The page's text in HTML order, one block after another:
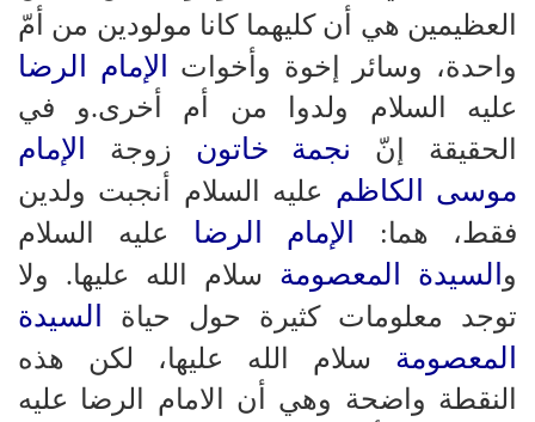
العظيمين هي أن كليهما كانا مولودين من أمّ
واحدة، وسائر إخوة وأخوات الإمام الرضا
عليه السلام ولدوا من أم أخرى.و في
الحقيقة إنّ نجمة خاتون زوجة الإمام
موسى الكاظم عليه السلام أنجبت ولدين
فقط، هما:
الإمام الرضا عليه السلام
و السيدة المعصومة سلام الله عليها. ولا
توجد معلومات كثيرة حول حياة
السيدة
المعصومة سلام الله عليها، لكن هذه
النقطة واضحة وهي أن الامام الرضا عليه